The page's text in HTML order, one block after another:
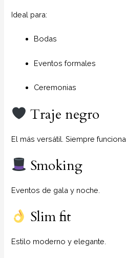
Ideal para:
Bodas
Eventos formales
Ceremonias
Traje negro
El más versátil. Siempre funciona.
Smoking
Eventos de gala y noche.
Slim fit
Estilo moderno y elegante.